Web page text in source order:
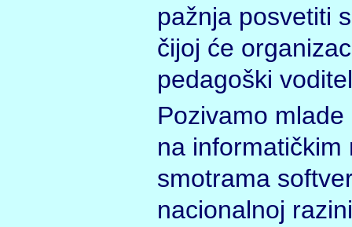
pažnja posvetiti
čijoj će
pedagoški
Pozivamo
na informatičkim
smotrama
nacionalnoj